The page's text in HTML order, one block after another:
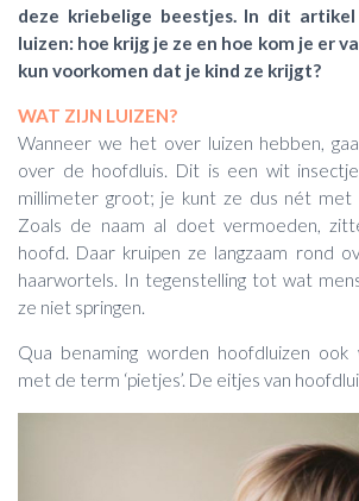
deze kriebelige beestjes. In dit
luizen: hoe krijg je ze en hoe kom je er
kun voorkomen dat je kind ze krijgt?
WAT ZIJN LUIZEN?
Wanneer we het over luizen hebben,
over de hoofdluis. Dit is een wit
millimeter groot; je kunt ze dus nét met
Zoals de naam al doet vermoeden,
hoofd. Daar kruipen ze langzaam rond
haarwortels. In tegenstelling tot wat
ze niet springen.
Qua benaming worden hoofdluizen ook
met de term ‘pietjes’. De eitjes van